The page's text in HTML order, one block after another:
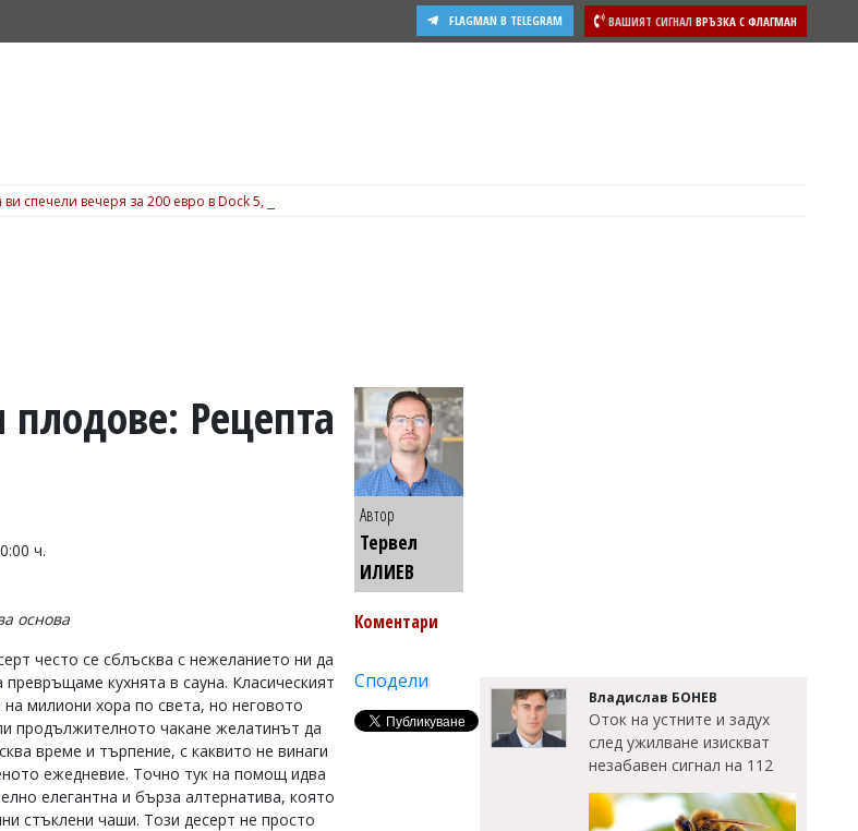
ВАШИЯТ СИГНАЛ ВРЪЗКА С ФЛАГМАН
FLAGMAN В TELEGRAM
спечели вечеря за 200 евро в Dock 5, вижте подробности
Рецепта
ч.
основа
често се сблъсква с нежеланието ни да
кухнята в сауна. Класическият
милиони хора по света, но неговото
продължителното чакане желатинът да
време и търпение, с каквито не винаги
ежедневие. Точно тук на помощ идва
елегантна и бърза алтернатива, която
стъклени чаши. Този десерт не просто
Автор
Тервел
ИЛИЕВ
Коментари
Сподели
Владислав БОНЕВ
Оток на устните и задух
след ужилване изискват
незабавен сигнал на 112